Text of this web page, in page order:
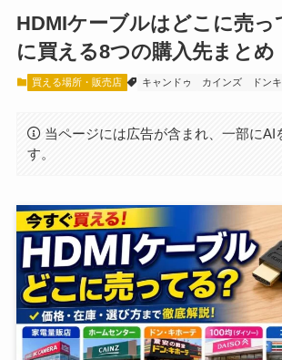
HDMIケーブルはどこに売っ
に買える8つの購入先まとめ
買える場所・販売店 キャンドゥ カインズ ドンキ
当ページには広告が含まれ、一部にAI
す。